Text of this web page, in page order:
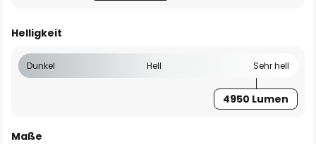
Helligkeit
Dunkel Hell Sehr hell
4950 Lumen
Maße